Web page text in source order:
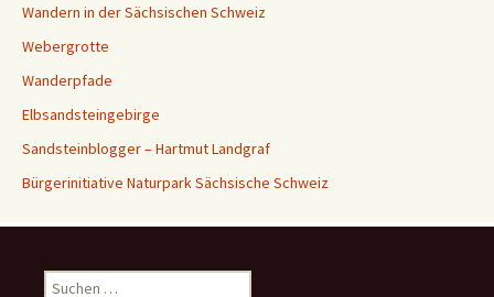
Wandern in der Sächsischen Schweiz
Webergrotte
Wanderpfade
Elbsandsteingebirge
Sandsteinblogger – Hartmut Landgraf
Bürgerinitiative Naturpark Sächsische Schweiz
Suchen